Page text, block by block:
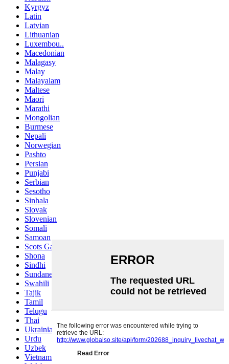
Kyrgyz
Latin
Latvian
Lithuanian
Luxembou..
Macedonian
Malagasy
Malay
Malayalam
Maltese
Maori
Marathi
Mongolian
Burmese
Nepali
Norwegian
Pashto
Persian
Punjabi
Serbian
Sesotho
Sinhala
Slovak
Slovenian
Somali
Samoan
Scots Gaelic
Shona
Sindhi
Sundanese
Swahili
Tajik
Tamil
Telugu
Thai
Ukrainian
Urdu
Uzbek
Vietnamese